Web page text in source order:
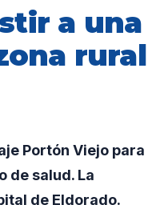
a una
rural
Portón Viejo para
de salud. La
de Eldorado.